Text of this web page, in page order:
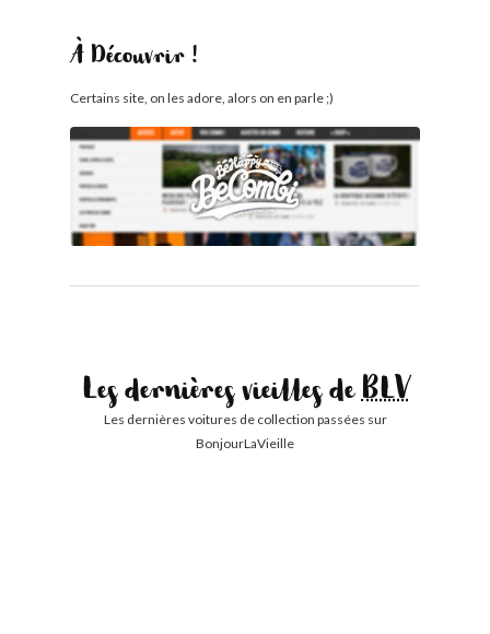
À Découvrir !
Certains site, on les adore, alors on en parle ;)
Les dernières vieilles deBLV
Les dernières voitures de collection passées sur
BonjourLaVieille